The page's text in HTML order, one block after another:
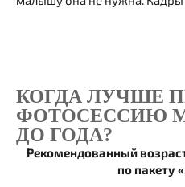
КОГДА ЛУЧШЕ
ФОТОСЕССИЮ
ДО ГОДА?
Рекомендованный
по пакету